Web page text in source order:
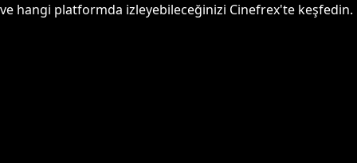
ve hangi platformda izleyebileceğinizi Cinefrex'te keşfedin.